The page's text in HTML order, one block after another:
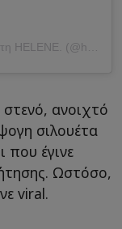
ανοιχτό
σιλουέτα
που έγινε
Ωστόσο,
viral.